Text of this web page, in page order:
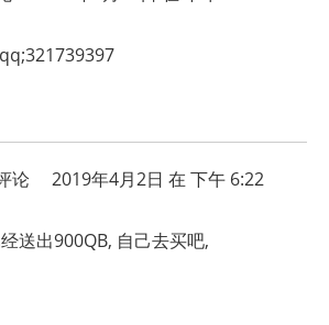
论 2019年4月2日 在 下午 6:22
送出900QB, 自己去买吧,